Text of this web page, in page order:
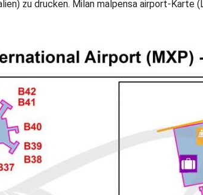
zu drucken. Milan malpensa airport-Karte